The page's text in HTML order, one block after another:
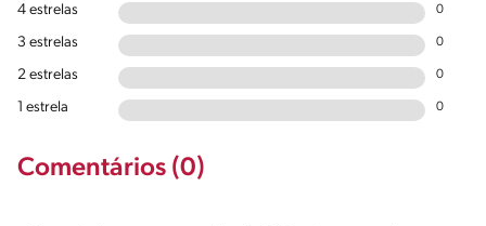
4 estrelas 0
3 estrelas 0
2 estrelas 0
1 estrela 0
Comentários (0)